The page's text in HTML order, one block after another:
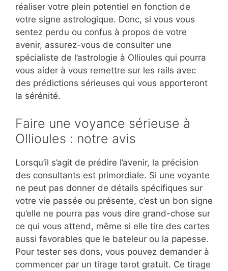
réaliser votre plein potentiel en fonction de
votre signe astrologique. Donc, si vous vous
sentez perdu ou confus à propos de votre
avenir, assurez-vous de consulter une
spécialiste de l’astrologie à Ollioules qui pourra
vous aider à vous remettre sur les rails avec
des prédictions sérieuses qui vous apporteront
la sérénité.
Faire une voyance sérieuse à
Ollioules : notre avis
Lorsqu’il s’agit de prédire l’avenir, la précision
des consultants est primordiale. Si une voyante
ne peut pas donner de détails spécifiques sur
votre vie passée ou présente, c’est un bon signe
qu’elle ne pourra pas vous dire grand-chose sur
ce qui vous attend, même si elle tire des cartes
aussi favorables que le bateleur ou la papesse.
Pour tester ses dons, vous pouvez demander à
commencer par un tirage tarot gratuit. Ce tirage